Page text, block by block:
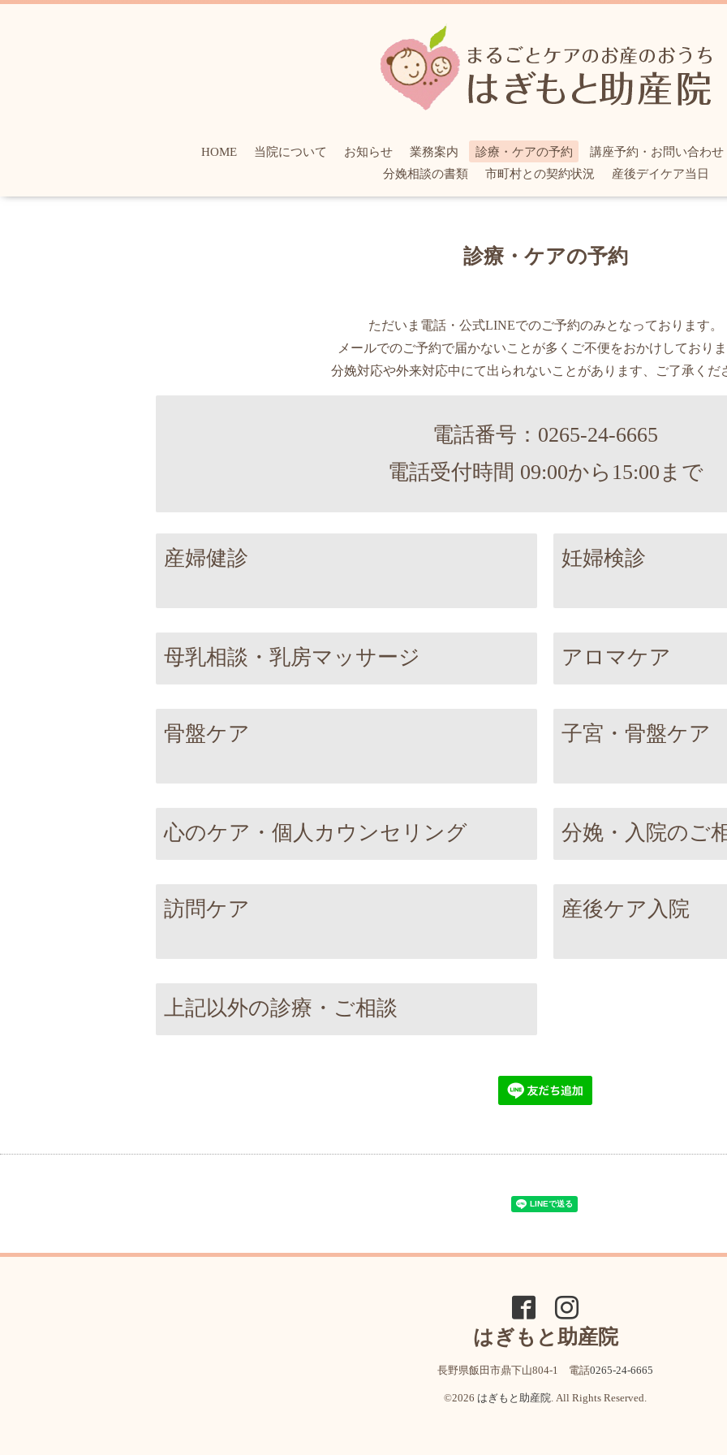
HOME 当院について お知らせ 業務案内 診療・ケアの予約
講座予約・お問い合わせ
分娩相談の書類
市町村との契約状況 産後デイケア当日
診療・ケアの予約
ただいま電話・公式LINEでのご予約のみとなっております。
メールでのご予約で届かないことが多くご不便をおかけしており
分娩対応や外来対応中にて出られないことがあります、ご了承くだ
電話番号：0265-24-6665
電話受付時間 09:00から15:00まで
産婦健診 妊婦検診
母乳相談・乳房マッサージ アロマケア
骨盤ケア 子宮・骨盤ケア
心のケア・個人カウンセリング 分娩・入院のご
訪問ケア 産後ケア入院
上記以外の診療・ご相談
はぎもと助産院
長野県飯田市鼎下山804-1 電話0265-24-6665
©2026 はぎもと助産院. All Rights Reserved.